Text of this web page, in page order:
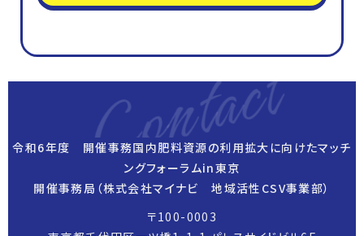
Contact
お問い合わせ先
令和6年度 開催事務国内肥料資源の利用拡大に向けたマッチ
ングフォーラムin東京
開催事務局（株式会社マイナビ 地域活性CSV事業部）
〒100-0003